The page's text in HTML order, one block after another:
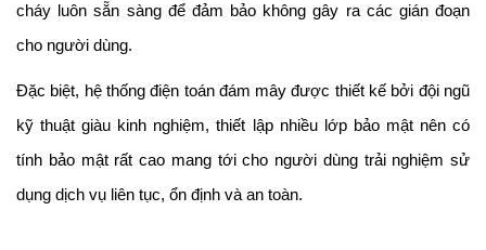
cháy luôn sẵn sàng để đảm bảo không gây ra các gián đoạn
cho người dùng.
Đặc biệt, hệ thống điện toán đám mây được thiết kế bởi đội ngũ
kỹ thuật giàu kinh nghiệm, thiết lập nhiều lớp bảo mật nên có
tính bảo mật rất cao mang tới cho người dùng trải nghiệm sử
dụng dịch vụ liên tục, ổn định và an toàn.